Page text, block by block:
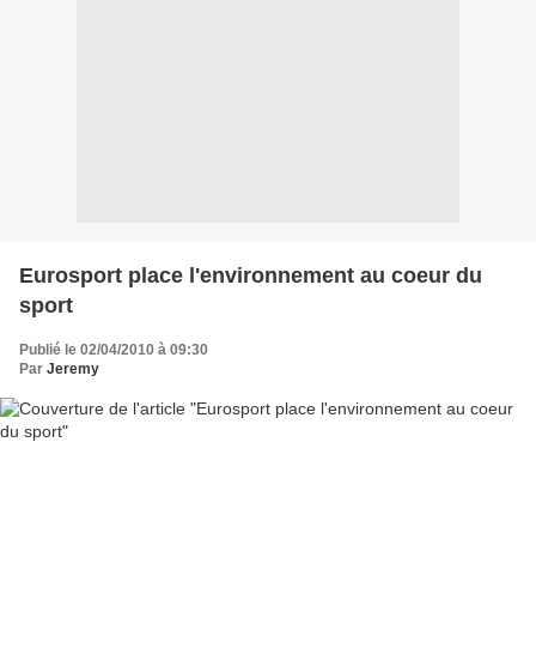
Eurosport place l'environnement au coeur du
sport
Publié le 02/04/2010 à 09:30
Par Jeremy